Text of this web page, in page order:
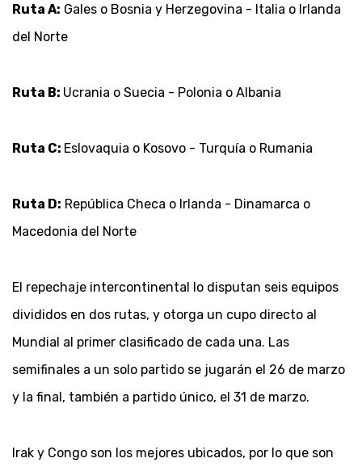
Ruta A: Gales o Bosnia y Herzegovina - Italia o Irlanda
del Norte
Ruta B: Ucrania o Suecia - Polonia o Albania
Ruta C: Eslovaquia o Kosovo - Turquía o Rumania
Ruta D: República Checa o Irlanda - Dinamarca o
Macedonia del Norte
El repechaje intercontinental lo disputan seis equipos
divididos en dos rutas, y otorga un cupo directo al
Mundial al primer clasificado de cada una. Las
semifinales a un solo partido se jugarán el 26 de marzo
y la final, también a partido único, el 31 de marzo.
Irak y Congo son los mejores ubicados, por lo que son